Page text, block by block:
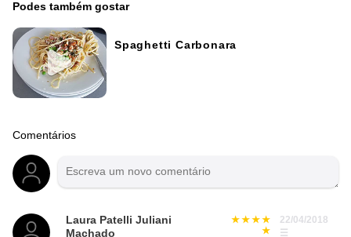
Podes também gostar
Spaghetti Carbonara
Comentários
Laura Patelli Juliani
Machado
22/04/2018
☰